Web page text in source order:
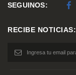
SEGUINOS:
RECIBE NOTICIAS: